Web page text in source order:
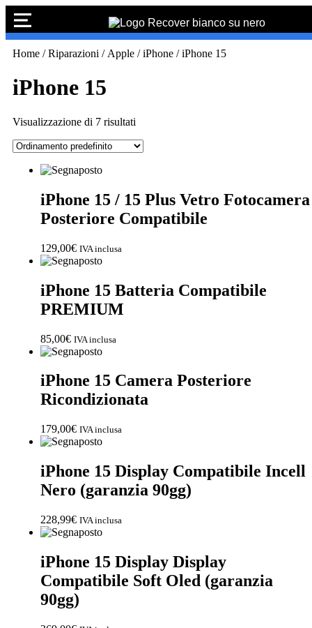
PREVENTIVO RIPARAZIONE
Shop online
Rivenditori B2B
Franchising
Contatti
PREVENTIVO
Preventivo
RIPARAZIONE
Vai
contenuto
Home /Riparazioni / Apple /iPhone / iPhone 15
iPhone 15
Visualizzazione di 7 risultati
iPhone 15 / 15 Plus Vetro Fotocamera
Posteriore Compatibile
129,00€ IVA inclusa
iPhone 15 Batteria Compatibile
PREMIUM
85,00€ IVA inclusa
iPhone 15 Camera Posteriore
Ricondizionata
179,00€ IVA inclusa
iPhone 15 Display Compatibile Incell
Nero (garanzia 90gg)
228,99€ IVA inclusa
iPhone 15 Display Display
Compatibile Soft Oled (garanzia
90gg)